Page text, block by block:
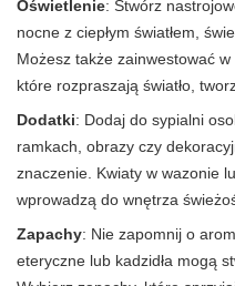
Oświetlenie: Stwórz
nocne z ciepłym światłem,
Możesz także zainwestować
które rozpraszają światło,
Dodatki: Dodaj do sypialni
ramkach, obrazy czy
znaczenie. Kwiaty w wazonie
wprowadzą do wnętrza
Zapachy: Nie zapomnij o
eteryczne lub kadzidła mogą